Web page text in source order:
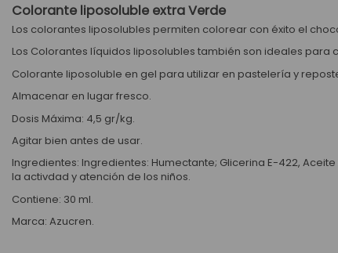
Colorante liposoluble extra Verde
Los colorantes liposolubles permiten colorear con éxito el
Los Colorantes líquidos liposolubles también son ideales
Colorante liposoluble en gel para utilizar en pastelería y
Almacenar en lugar fresco.
Dosis Máxima: 4,5 gr/kg.
Agitar bien antes de usar.
Ingredientes: Ingredientes: Humectante; Glicerina E-422,
la activdad y atención de los niños.
Contiene: 30 ml.
Marca: Azucren.